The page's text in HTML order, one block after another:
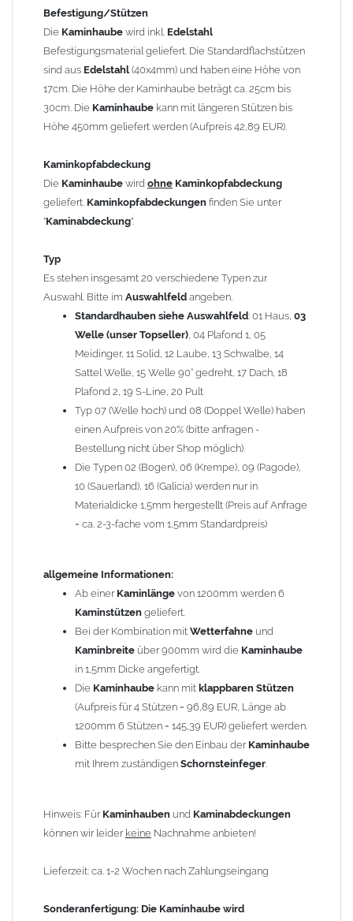
1,5mm hergestellt (Preis auf Anfrage = ca. 2-3-fache vom
1,5mm Standardpreis)
allgemeine Informationen:
Ab einer Kaminlängevon 1200mm werden 6
Kaminstützengeliefert.
Bei der Kombination mitWetterfahneundKaminbreite
angefertigt.
DieKaminhaubekann mitklappbaren Stützen
für 4 Stützen = 96,89 EUR, Länge ab 1200mm 6 Stützen =
145,39 EUR) geliefert werden.
Ihrem zuständigen
Hinweis: FürKaminhaubenundKaminabdeckungenkönnen wir
Nachnahme anbieten!
Lieferzeit: ca. 1-2 Wochen nach Zahlungseingang
Sonderanfertigung: Die Kaminhaube wird kundenspezifisch
angefertigt - keine Rücknahme möglich!
Zum Bild vergößern, bitte auf das Bild klicken!
Befestigung/Stützen
Die Kaminhaube wird inkl. Edelstahl
Befestigungsmaterial geliefert. Die Standardflachstützen
sind aus Edelstahl (40x4mm) und haben eine Höhe von
17cm. Die Höhe der Kaminhaube beträgt ca. 25cm bis
30cm. Die Kaminhaube kann mit längeren Stützen bis
Höhe 450mm geliefert werden (Aufpreis 42,89 EUR).
Kaminkopfabdeckung
Die Kaminhaube wird ohne Kaminkopfabdeckung
geliefert. Kaminkopfabdeckungen finden Sie unter
"Kaminabdeckung".
Typ
Es stehen insgesamt 20 verschiedene Typen zur
Auswahl. Bitte im Auswahlfeld angeben.
Standardhauben siehe Auswahlfeld: 01 Haus, 03
Welle (unser Topseller), 04 Plafond 1, 05
Meidinger, 11 Solid, 12 Laube, 13 Schwalbe, 14
Sattel Welle, 15 Welle 90° gedreht, 17 Dach, 18
Plafond 2, 19 S-Line, 20 Pult
Typ 07 (Welle hoch) und 08 (Doppel Welle) haben
einen Aufpreis von 20% (bitte anfragen -
Bestellung nicht über Shop möglich).
Die Typen 02 (Bogen), 06 (Krempe), 09 (Pagode),
10 (Sauerland), 16 (Galicia) werden nur in
Materialdicke 1,5mm hergestellt (Preis auf Anfrage
= ca. 2-3-fache vom 1,5mm Standardpreis)
allgemeine Informationen:
Ab einer Kaminlänge von 1200mm werden 6
Kaminstützen geliefert.
Bei der Kombination mit Wetterfahne und
Kaminbreite über 900mm wird die Kaminhaube
in 1,5mm Dicke angefertigt.
Die Kaminhaube kann mit klappbaren Stützen
(Aufpreis für 4 Stützen = 96,89 EUR, Länge ab
1200mm 6 Stützen = 145,39 EUR) geliefert werden.
Bitte besprechen Sie den Einbau der Kaminhaube
mit Ihrem zuständigen Schornsteinfeger.
Hinweis: Für Kaminhauben und Kaminabdeckungen
können wir leider keine Nachnahme anbieten!
Lieferzeit: ca. 1-2 Wochen nach Zahlungseingang
Sonderanfertigung: Die Kaminhaube wird